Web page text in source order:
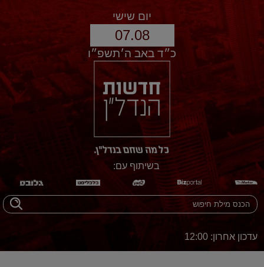
יום שישי
07.08
כ״ד באב ה׳תשפ״ו
בשיתוף עם:
עדכון אחרון: 12:00